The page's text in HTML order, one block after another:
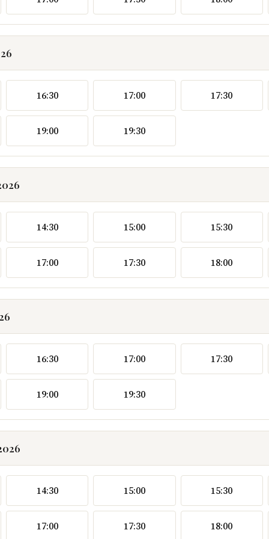
16:30 17:00 17:30
19:00 19:30
14:30 15:00 15:30
17:00 17:30 18:00
16:30 17:00 17:30
19:00 19:30
14:30 15:00 15:30
17:00 17:30 18:00